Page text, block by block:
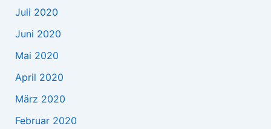
Juli 2020
Juni 2020
Mai 2020
April 2020
März 2020
Februar 2020